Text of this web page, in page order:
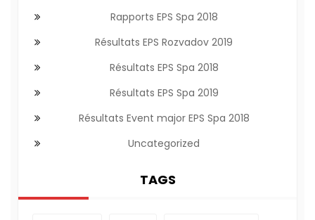
Rapports EPS Spa 2018
Résultats EPS Rozvadov 2019
Résultats EPS Spa 2018
Résultats EPS Spa 2019
Résultats Event major EPS Spa 2018
Uncategorized
TAGS